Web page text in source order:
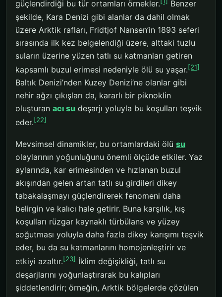
güçlendirdiği bu tür ortamları örnekler.
Benzer
şekilde, Kara Denizi gibi alanlar da dahil olmak
üzere Arktik rafları, Fridtjof Nansen’in 1893 seferi
sırasında ilk kez belgelendiği üzere, alttaki tuzlu
suların üzerine yüzen tatlı su katmanları getiren
kapsamlı buzul erimesi nedeniyle ölü su yaşar.[21]
Baltık Denizi’nden Kuzey Denizi’ne olanlar gibi
nehir ağzı çıkışları da, kararlı bir piknoklin
oluşturan acı su deşarjı yoluyla bu koşulları teşvik
eder.[22]
Mevsimsel dinamikler, bu ortamlardaki ölü su
olaylarının yoğunluğunu önemli ölçüde etkiler. Yaz
aylarında, kar erimesinden ve hızlanan buzul
akışından gelen artan tatlı su girdileri dikey
tabakalaşmayı güçlendirerek fenomeni daha
belirgin ve kalıcı hale getirir. Buna karşılık, kış
koşulları rüzgar kaynaklı türbülans ve yüzey
soğutması yoluyla daha fazla dikey karışımı teşvik
eder, bu da su katmanlarını homojenleştirir ve
etkiyi azaltır.[23] İklim değişikliği, tatlı su
deşarjlarını yoğunlaştırarak bu kalıpları
şiddetlendirir; örneğin, Arktik bölgelerde çözülen